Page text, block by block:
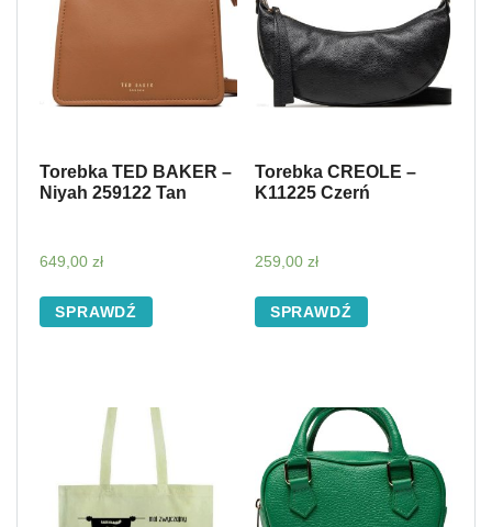
Torebka TED BAKER –
Niyah 259122 Tan
649,00 zł
SPRAWDŹ
Torebka CREOLE –
K11225 Czerń
259,00 zł
SPRAWDŹ